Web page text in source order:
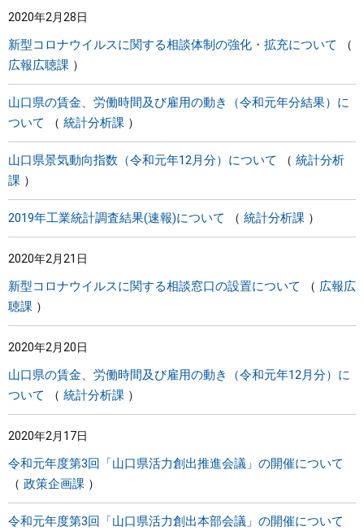
2020年2月28日
新型コロナウイルスに関する相談体制の強化・拡充について
広報広聴課
山口県の賃金、労働時間及び雇用の動き（令和元年分結果）に
ついて
統計分析課
山口県景気動向指数（令和元年12月分）について
統計分析
課
2019年工業統計調査結果(速報)について 統計分析課
2020年2月21日
新型コロナウイルスに関する相談窓口の設置について
広報広
聴課
2020年2月20日
山口県の賃金、労働時間及び雇用の動き（令和元年12月分）に
ついて
統計分析課
2020年2月17日
令和元年度第3回「山口県活力創出推進会議」の開催について
政策企画課
令和元年度第3回「山口県活力創出本部会議」の開催について